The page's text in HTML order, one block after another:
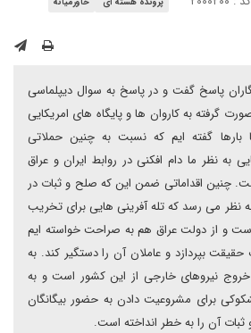
پاسخ گفت و در پاسخ به سوال دیپلماسی
گرفته به کاروان ها و پایگاه های امریکایی
گفته ایم که نسبت به چنین حملاتی
نظر ما دام افکنی در روابط ایران و عراق
چنین اقداماتی ضمن این که صلح و ثبات در
نظر می رسد که تله آفرینی هایی برای تخریب
و از دولت عراق هم به صراحت خواسته ایم
بپردازد و عاملان آن را دستگیر کند. به
خروج نیروهای خارجی از این کشور است و به
برای مشروعیت دادن به حضور بیگانگان
آن را به خطر انداخته است.